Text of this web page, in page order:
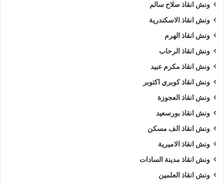
ونش انقاذ صلاح سالم
ونش انقاذ الاسكندرية
ونش انقاذ الهرم
ونش انقاذ الرحاب
ونش انقاذ مكرم عبيد
ونش انقاذ كوبري اكتوبر
ونش انقاذ العجوزة
ونش انقاذ بورسعيد
ونش انقاذ الف مسكن
ونش انقاذ الاميرية
ونش انقاذ مدينة السادات
ونش انقاذ العلمين